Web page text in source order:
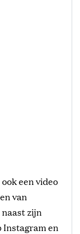
een video
van
zijn
en